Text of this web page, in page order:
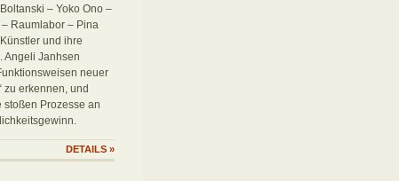
– Yoko Ono –
Raumlabor – Pina
und ihre
Angeli Janhsen
neuer
zu erkennen, und
Prozesse an
DETAILS »